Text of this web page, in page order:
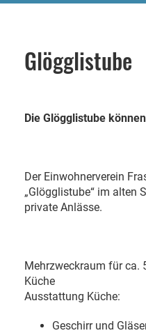
Glögglistube
Die Glögglistube
Der Einwohnerverein
„Glögglistube“ im alten
private Anlässe.
Mehrzweckraum für ca.
Küche
Ausstattung Küche:
Geschirr und